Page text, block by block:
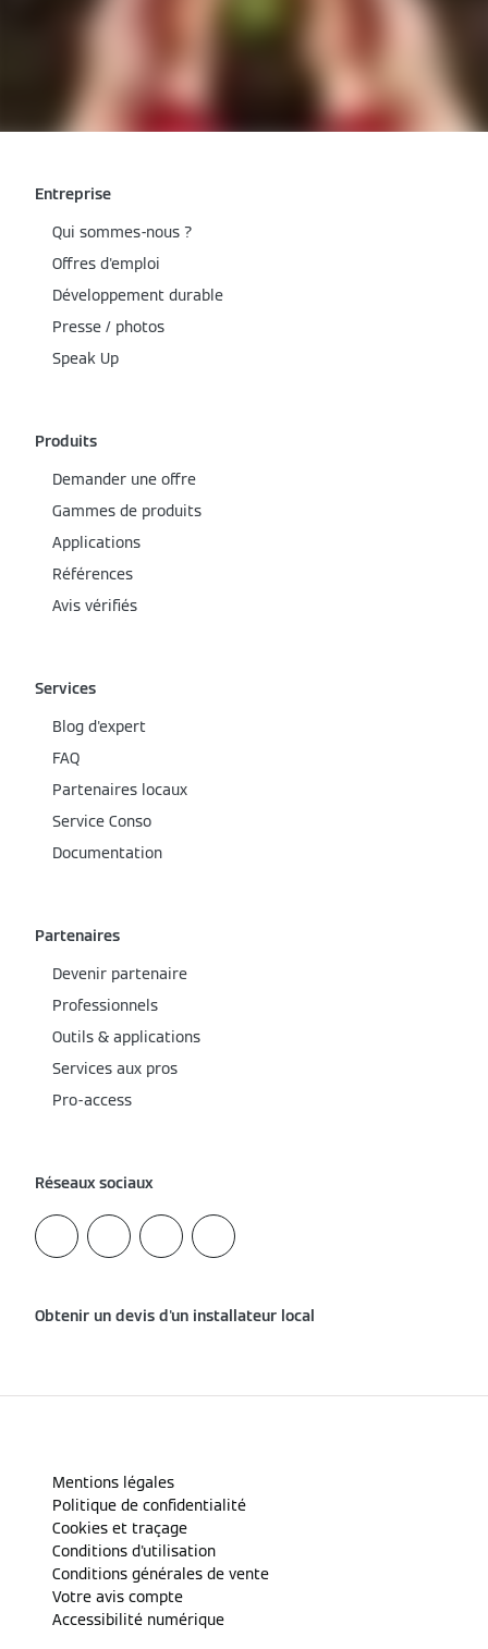
Entreprise
Qui sommes-nous ?
Offres d'emploi
Développement durable
Presse / photos
Speak Up
Produits
Demander une offre
Gammes de produits
Applications
Références
Avis vérifiés
Services
Blog d'expert
FAQ
Partenaires locaux
Service Conso
Documentation
Partenaires
Devenir partenaire
Professionnels
Outils & applications
Services aux pros
Pro-access
Réseaux sociaux
Obtenir un devis d'un installateur local
Mentions légales
Politique de confidentialité
Cookies et traçage
Conditions d'utilisation
Conditions générales de vente
Votre avis compte
Accessibilité numérique